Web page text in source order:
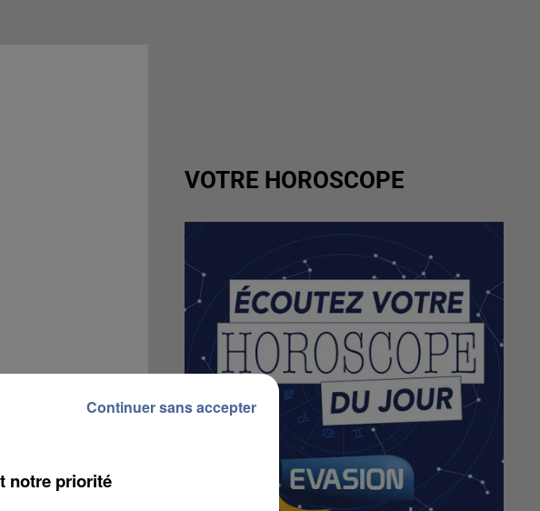
VOTRE HOROSCOPE
notre priorité
Continuer sans accepter